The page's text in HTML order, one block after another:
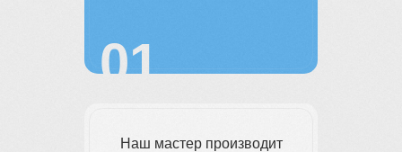
01
Наш мастер производит